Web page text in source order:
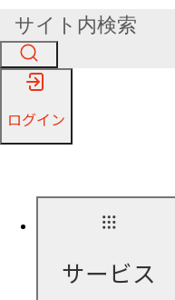
ログイン
サービス